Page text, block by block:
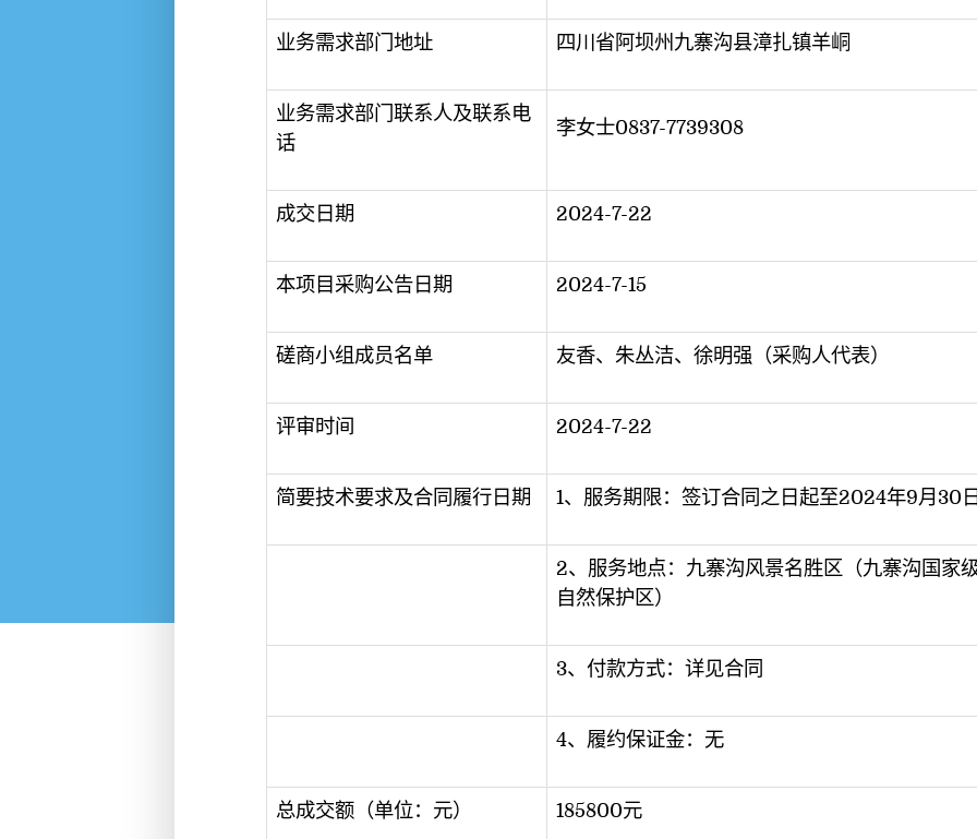
业务需求部门地址 四川省阿坝州九寨沟县漳扎镇羊峒
业务需求部门联系人及联系电
话
李女士0837-7739308
成交日期 2024-7-22
本项目采购公告日期 2024-7-15
磋商小组成员名单 友香、朱丛洁、徐明强（采购人代表）
评审时间 2024-7-22
简要技术要求及合同履行日期 1、服务期限：签订合同之日起至2024年9月30
2、服务地点：九寨沟风景名胜区（九寨沟国家
自然保护区）
3、付款方式：详见合同
4、履约保证金：无
总成交额（单位：元） 185800元